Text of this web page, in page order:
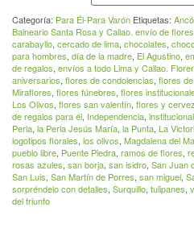
Categoría: Para Él-Para Varón Etiquetas:
Balneario Santa Rosa y Callao. envío de
carabayllo, cercado de lima, chocolates,
para hombres, día de la madre, El Agustino,
de regalos, envíos a todo Lima y Callao.
aniversarios, flores de condolencias, flores
Miraflores, flores fúnebres, flores
Los Olivos, flores san valentín, flores y
de regalos para él, Independencia,
Perla, la Perla Jesús María, la Punta, La
logotipos florales, los olivos, Magdalena del
pueblo libre, Puente Piedra, ramos de flores,
rosas azules, san borja, san isidro, San Juan
San Luis, San Martín de Porres, san miguel,
sorpréndelo con detalles, Surquillo, tulipanes,
del triunfo